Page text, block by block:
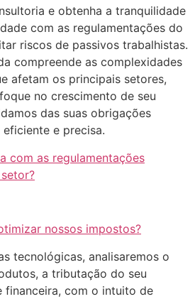
e obtenha a tranquilidade
com as regulamentações do
riscos de passivos trabalhistas.
compreende as complexidades
afetam os principais setores,
no crescimento de seu
das suas obrigações
e precisa.
com as regulamentações
nossos impostos?
tecnológicas, analisaremos o
a tributação do seu
financeira, com o intuito de